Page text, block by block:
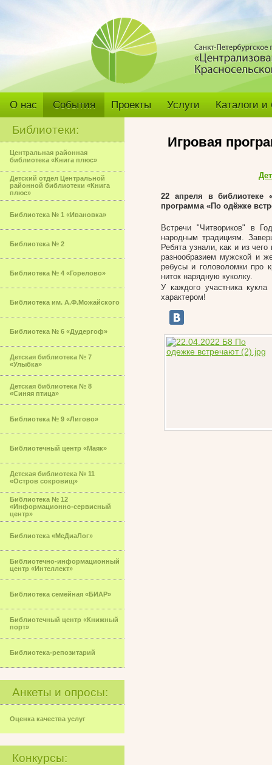
О нас События Проекты Услуги Каталоги
Библиотеки:
Центральная районная
библиотека «Книга плюс»
Детский отдел Центральной
районной библиотеки «Книга
плюс»
Библиотека № 1 «Ивановка»
Библиотека № 2
Библиотека № 4 «Горелово»
Библиотека им. А.Ф.Можайского
Библиотека № 6 «Дудергоф»
Детская библиотека № 7
«Улыбка»
Детская библиотека № 8
«Синяя птица»
Библиотека № 9 «Лигово»
Библиотечный центр «Маяк»
Детская библиотека № 11
«Остров сокровищ»
Библиотека № 12
«Информационно-сервисный
центр»
Библиотека «МеДиаЛог»
Библиотечно-информационный
центр «Интеллект»
Библиотека семейная «БИАР»
Библиотечный центр «Книжный
порт»
Библиотека-репозитарий
Анкеты и опросы:
Оценка качества услуг
Конкурсы:
Игровая
22 апреля в библиотеке
программа «По одёжке
Встречи "Читвориков" в
народным традициям.
Ребята узнали, как и из
разнообразием мужской и
ребусы и головоломки про
ниток нарядную куколку.
У каждого участника
характером!